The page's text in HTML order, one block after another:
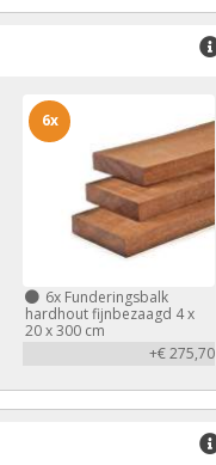
6x Funderingsbalk
hardhout fijnbezaagd 4 x
20 x 300 cm
+€ 275,70
6x